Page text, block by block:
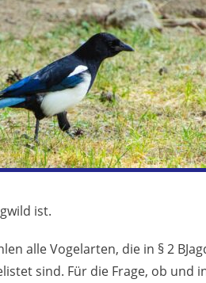
ist.
alle Vogelarten, die in § 2
sind. Für die Frage, ob und